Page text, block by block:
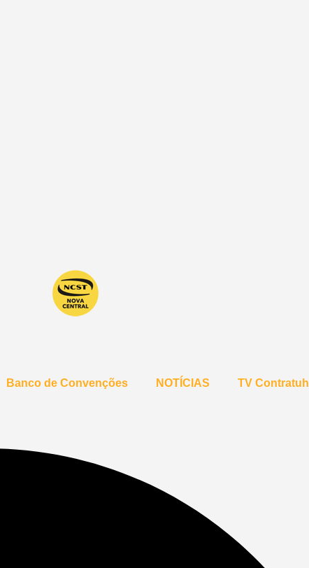
Banco de Convenções NOTÍCIAS TV Contratuh